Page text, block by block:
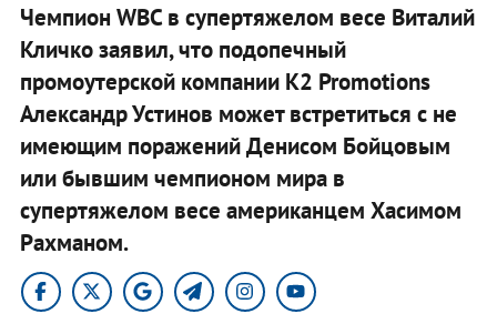
Чемпион WBC в супертяжелом весе Виталий
Кличко заявил, что подопечный
промоутерской компании K2 Promotions
Александр Устинов может встретиться с не
имеющим поражений Денисом Бойцовым
или бывшим чемпионом мира в
супертяжелом весе американцем Хасимом
Рахманом.​